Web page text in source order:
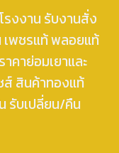
งงาน รับงานสั่ง
เพชรแท้ พลอยแท้
คาย่อมเยาและ
สินค้าทองแท้
รับเปลี่ยน/คืน